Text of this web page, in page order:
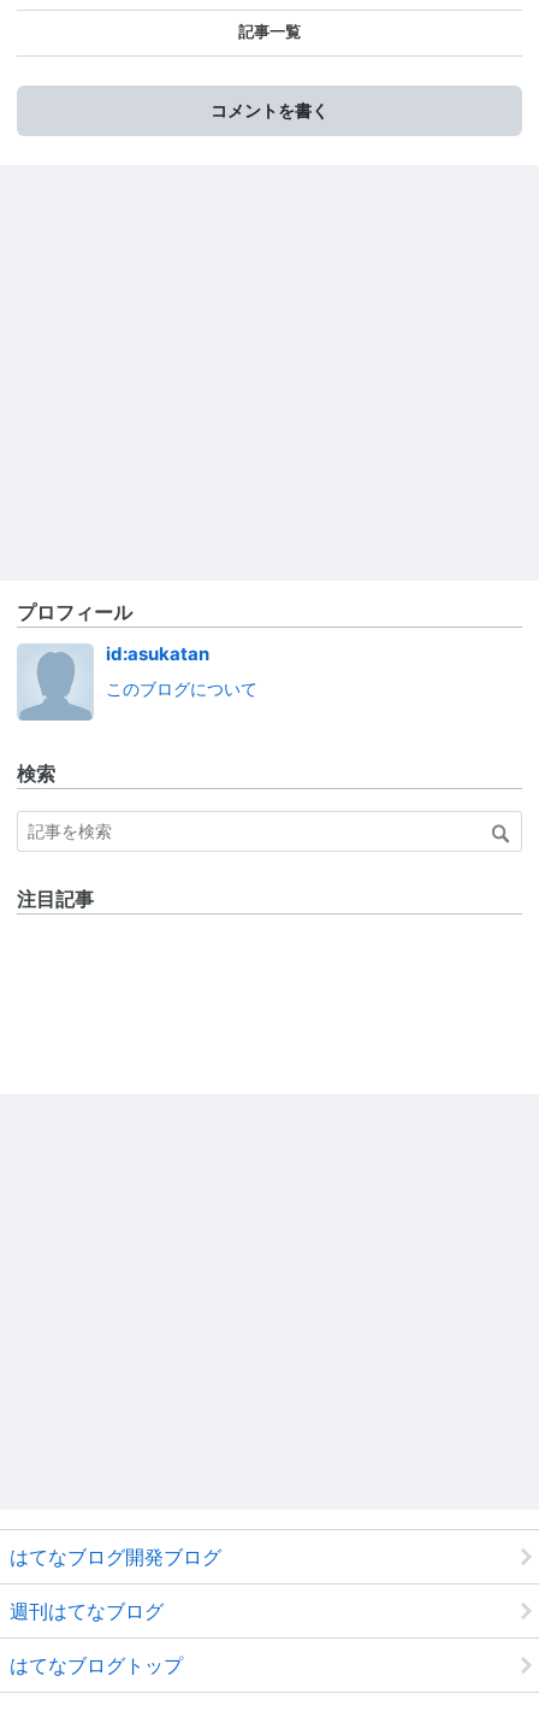
記事一覧
コメントを書く
プロフィール
id:asukatan
このブログについて
検索
注目記事
はてなブログ開発ブログ
週刊はてなブログ
はてなブログトップ